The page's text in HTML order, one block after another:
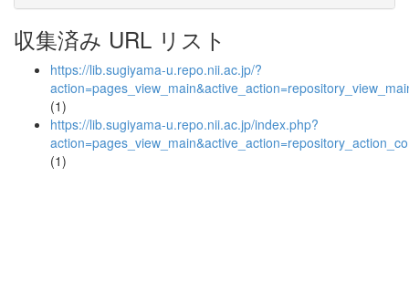
収集済み URL リスト
https://lib.sugiyama-u.repo.nii.ac.jp/?
(1)
https://lib.sugiyama-u.repo.nii.ac.jp/index.php?
(1)